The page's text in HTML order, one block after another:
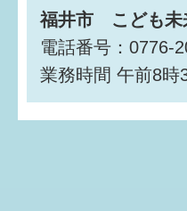
福井市 こども
電話番号：0776-
業務時間 午前8時